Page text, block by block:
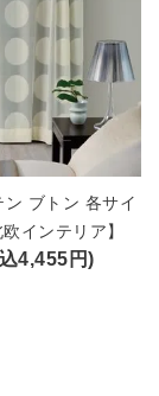
ン ブトン 各サイ
インテリア】
4,455円)